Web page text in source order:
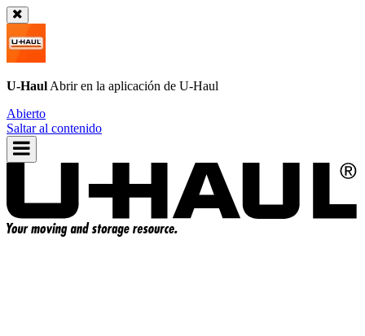
U-Haul Abrir en la aplicación de U-Haul
Abierto
Saltar al contenido